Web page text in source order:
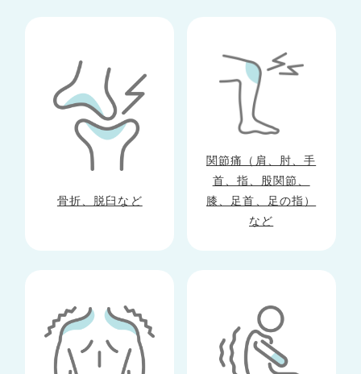
骨折、脱臼など
関節痛（肩、肘、手
首、指、股関節、
膝、足首、足の指）
など